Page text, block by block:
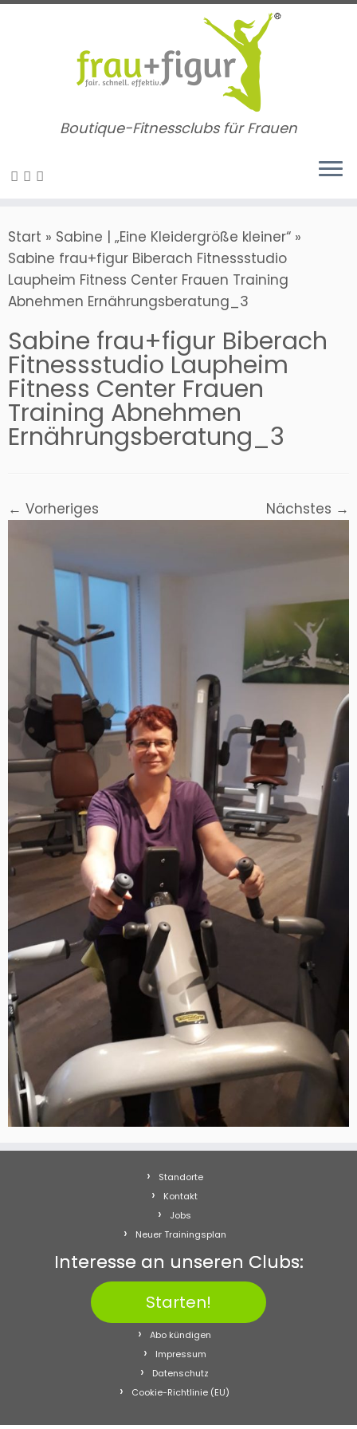
Zum
Boutique-Fitnessclubs für Frauen
Start » Sabine | „Eine Kleidergröße kleiner“ »
Sabine frau+figur Biberach Fitnessstudio
Laupheim Fitness Center Frauen Training
Abnehmen Ernährungsberatung_3
Sabine frau+figur Biberach
Fitnessstudio Laupheim
Fitness Center Frauen
Training Abnehmen
Ernährungsberatung_3
← Vorheriges Nächstes →
Standorte
Kontakt
Jobs
Neuer Trainingsplan
Interesse an unseren Clubs:
Starten!
Abo kündigen
Impressum
Datenschutz
Cookie-Richtlinie (EU)